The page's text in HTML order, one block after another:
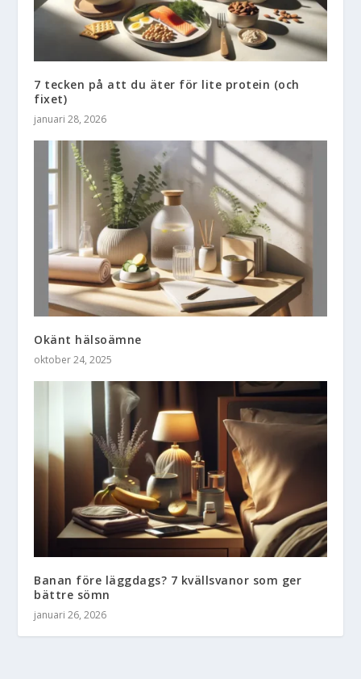
7 tecken på att du äter för lite protein (och
fixet)
januari 28, 2026
Okänt hälsoämne
oktober 24, 2025
Banan före läggdags? 7 kvällsvanor som ger
bättre sömn
januari 26, 2026